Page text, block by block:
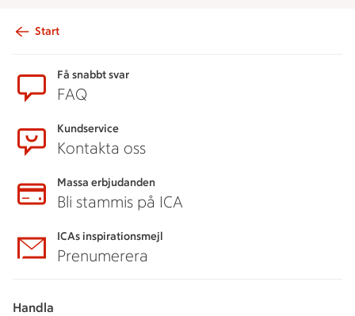
Start
Få snabbt svar
FAQ
Kundservice
Kontakta oss
Massa erbjudanden
Bli stammis på ICA
ICAs inspirationsmejl
Prenumerera
Handla